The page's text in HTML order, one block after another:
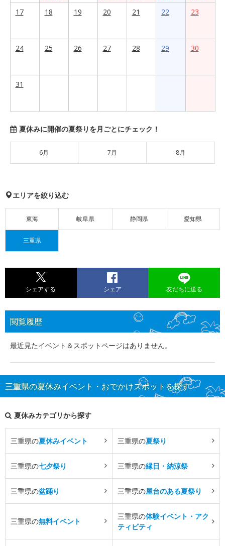
17
18 19 20 21 22 23
24 25 26 27 28 29 30
31
夏休みに開催の夏祭りを月ごとにチェック！
6月 7月 8月
エリアを絞り込む
東海 岐阜県 静岡県 愛知県
三重県
シェアする シェア 友だちに送る
閲覧履歴
最近見たイベント＆スポットページはありません。
三重県の夏休みイベント・おでかけスポットを探す
夏休みカテゴリから探す
三重県の夏休みイベント 三重県の夏祭り
三重県の七夕祭り 三重県の縁日・納涼祭
三重県の盆踊り 三重県の屋台のある夏祭り
三重県の無料イベント
三重県の体験イベント・アク
ティビティ